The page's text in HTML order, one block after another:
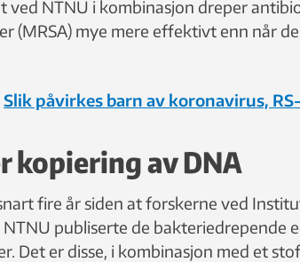
ved NTNU i kombinasjon dreper
(MRSA) mye mere effektivt enn når
Slik påvirkes barn av koronavirus,
kopiering av DNA
fire år siden at forskerne ved
NTNU publiserte de bakteriedrepende
Det er disse, i kombinasjon med et